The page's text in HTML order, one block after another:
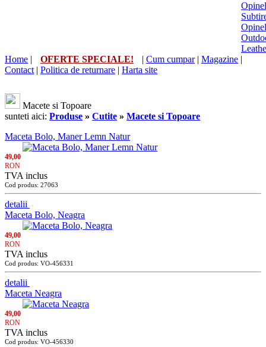
Opinel
Home | OFERTE SPECIALE! | Cum cumpar| Magazine |
Contact | Politica de returnare | Harta site
Macete si Topoare
sunteti aici: Produse » Cutite » Macete si Topoare
Maceta Bolo, Maner Lemn Natur
49,00
RON
TVA inclus
Cod produs: 27063
detalii
Maceta Bolo, Neagra
49,00
RON
TVA inclus
Cod produs: VO-456331
detalii
Maceta Neagra
49,00
RON
TVA inclus
Cod produs: VO-456330